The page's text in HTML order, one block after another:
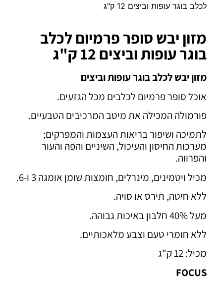
לכלב בוגר עופות וביצים 12 ק"ג
מזון יבש סופר פרמיום לכלב
בוגר עופות וביצים 12 ק"ג
מזון יבש לכלב בוגר עופות וביצים
אוכל סופר פרמיום לכלבים מכל הגזעים.
פורמולה המכילה את מיטב המרכיבים הטבעיים.
לתמיכה ושיפור בריאות העצמות והמפרקים;
מערכות החיסון והעיכול, השיניים והפה והעור
והפרווה.
מכיל ויטמינים, מינרלים, חומצות שומן אומגה 3 ו-6.
ללא חיטה, תירס או סויה.
מעל 40% חלבון באיכות גבוהה.
ללא חומרי טעם וצבע מלאכותיים.
מכיל: 12 ק"ג
FOCUS